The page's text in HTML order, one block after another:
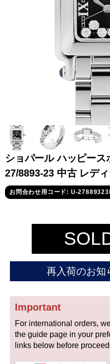
オーデマピゲ
グランド
セイコー
オ
ヴァシュロン
チュ
商品の状
ショパール ハッピー
27/8893-23 中古 レデ
お問合わせ用コード: U-
再入荷のお知
Important
For international orders,
the guide page in your
links below before